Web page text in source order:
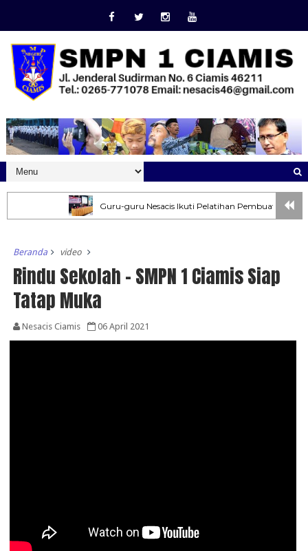
Guru-guru Nesacis Ikuti Pelatihan Pembuatan Soal
Beranda video
Rindu Sekolah - SMPN 1 Ciamis Siap
Tatap Muka
Nesacis Ciamis 06 April 2021